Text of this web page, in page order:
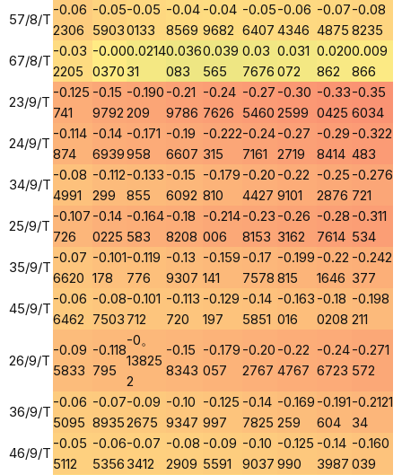
57/8/T
-0.06
2306
-0.05
5903
-0.05
0133
-0.04
8569
-0.04
9682
-0.05
6407
-0.06
4346
-0.07
4875
-0.08
8235
67/8/T
-0.03
2205
-0.00
0370
0.0214
31
0.036
083
0.039
565
0.03
7676
0.031
072
0.020
862
0.009
866
23/9/T
-0.125
741
-0.15
9792
-0.190
209
-0.21
9786
-0.24
7626
-0.27
5460
-0.30
2599
-0.33
0425
-0.35
6034
24/9/T
-0.114
874
-0.14
6939
-0.171
958
-0.19
6607
-0.222
315
-0.24
7161
-0.27
2719
-0.29
8414
-0.322
483
34/9/T
-0.08
4991
-0.112
299
-0.133
855
-0.15
6092
-0.179
810
-0.20
4427
-0.22
9101
-0.25
2876
-0.276
721
25/9/T
-0.107
726
-0.14
0225
-0.164
583
-0.18
8208
-0.214
006
-0.23
8153
-0.26
3162
-0.28
7614
-0.311
534
35/9/T
-0.07
6620
-0.101
178
-0.119
776
-0.13
9307
-0.159
141
-0.17
7578
-0.199
815
-0.22
1646
-0.242
377
45/9/T
-0.06
6462
-0.08
7503
-0.101
712
-0.113
720
-0.129
197
-0.14
5851
-0.163
016
-0.18
0208
-0.198
211
26/9/T
-0.09
5833
-0.118
795
-0。
13825
2
-0.15
8343
-0.179
057
-0.20
2767
-0.22
4767
-0.24
6723
-0.271
572
36/9/T
-0.06
5095
-0.07
8935
-0.09
2675
-0.10
9347
-0.125
997
-0.14
7825
-0.169
259
-0.191
604
-0.2121
34
46/9/T
-0.05
5112
-0.06
5356
-0.07
3412
-0.08
2909
-0.09
5591
-0.10
9037
-0.125
990
-0.14
3987
-0.160
039